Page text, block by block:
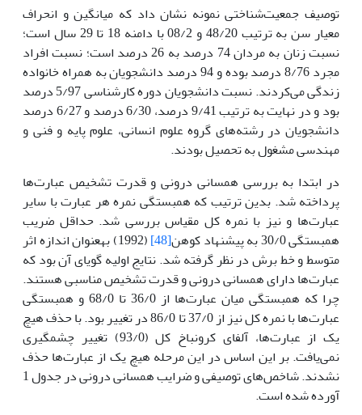
توصیف جمعیت‌شناختی نمونه‌ نشان داد که میانگین و انحراف
معیار سن به ترتیب 48/20 و 08/2 با دامنه 18 تا 29 سال است؛
نسبت زنان به مردان 74 درصد به 26 درصد است؛ نسبت افراد
مجرد 8/76 درصد بوده و 94 درصد دانشجویان به همراه خانواده
زندگی می‌کردند. نسبت دانشجویان دوره کارشناسی 5/97 درصد
بود و در نهایت به ترتیب 9/41 درصد، 6/30 درصد و 6/27 درصد
دانشجویان در رشته‌های گروه علوم انسانی، علوم پایه و فنی و
مهندسی مشغول به تحصیل بودند.
در ابتدا به بررسی همسانی درونی و قدرت تشخیص عبارت‌ها
پرداخته شد. بدین ترتیب که همبستگی نمره هر عبارت با سایر
عبارت‌ها و نیز با نمره کل مقیاس بررسی شد. حداقل ضریب
همبستگی 30/0 به پیشنهاد کوهن
[48]
(1992) به­عنوان اندازه اثر
متوسط و خط برش در نظر گرفته شد. نتایج اولیه گویای آن بود که
عبارت‌ها دارای همسانی درونی و قدرت تشخیص مناسبی هستند.
چرا که همبستگی میان عبارت‌ها از 36/0 تا 68/0 و همبستگی
عبارت‌ها با نمره کل نیز از 37/0 تا 86/0 در تغییر بود. با حذف هیچ
یک از عبارت‌ها، آلفای کرونباخ کل (93/0) تغییر چشمگیری
نمی‌یافت. بر این اساس در این مرحله هیچ یک از عبارت‌ها حذف
نشدند. شاخص‌های توصیفی و ضرایب همسانی درونی در جدول 1
آورده شده است.